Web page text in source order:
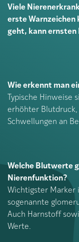
Viele
erste
geht, kann
Wie erkennt man
Typische Hinweise
erhöhter
Schwellungen an
Welche Blutwerte
Nierenfunktion?
Wichtigster Marker
sogenannte
Auch Harnstoff
Werte.